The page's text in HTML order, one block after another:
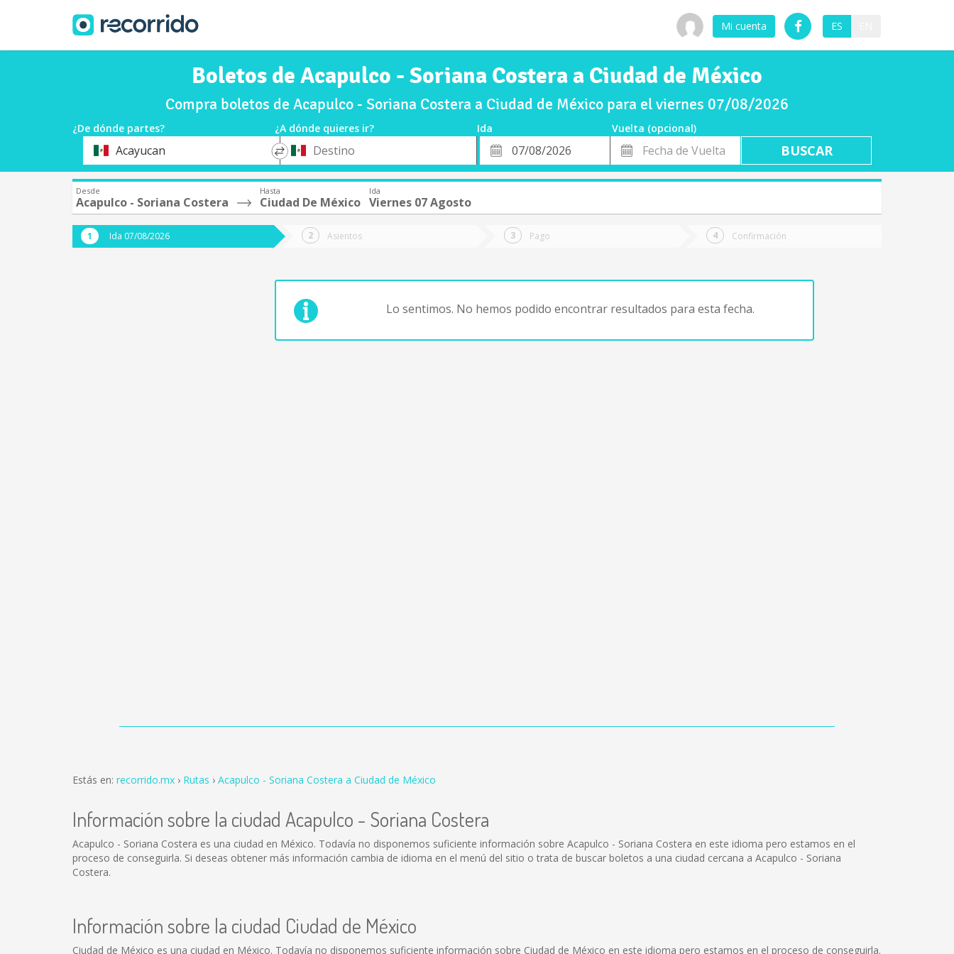
Mi cuenta ES
Boletos de Acapulco - Soriana Costera a Ciudad de México
Compra boletos de Acapulco - Soriana Costera a Ciudad de México para el viernes 07/08/2026
¿De dónde partes? ¿A dónde quieres ir? Ida
Vuelta (opcional)
OrigenAcayucan
*
Destino
Fecha
de
Fecha
de
Vuelta
Desde
Acapulco - Soriana Costera
Hasta
Ciudad De México
Ida
Viernes 07 Agosto
Ida 07/08/2026 Asientos Pago Confirmación
Lo sentimos. No hemos podido encontrar resultados para esta fecha.
Estás en: recorrido.mx Rutas Acapulco - Soriana Costera a Ciudad de México
Información sobre la ciudad Acapulco - Soriana Costera
Acapulco - Soriana Costera es una ciudad en México. Todavía no disponemos suficiente información sobre Acapulco - Soriana Costera en este idioma pero estamos en el
proceso de conseguirla. Si deseas obtener más información cambia de idioma en el menú del sitio o trata de buscar boletos a una ciudad cercana a Acapulco - Soriana
Costera.
Información sobre la ciudad Ciudad de México
Ciudad de México es una ciudad en México. Todavía no disponemos suficiente información sobre Ciudad de México en este idioma pero estamos en el proceso de conseguirla.